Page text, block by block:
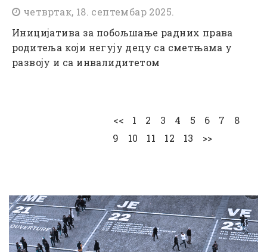
четвртак, 18. септембар 2025.
Иницијатива за побољшање радних права
родитеља који негују децу са сметњама у
развоју и са инвалидитетом
<< 1 2 3 4 5 6 7
8
9
10 11 12 13 >>